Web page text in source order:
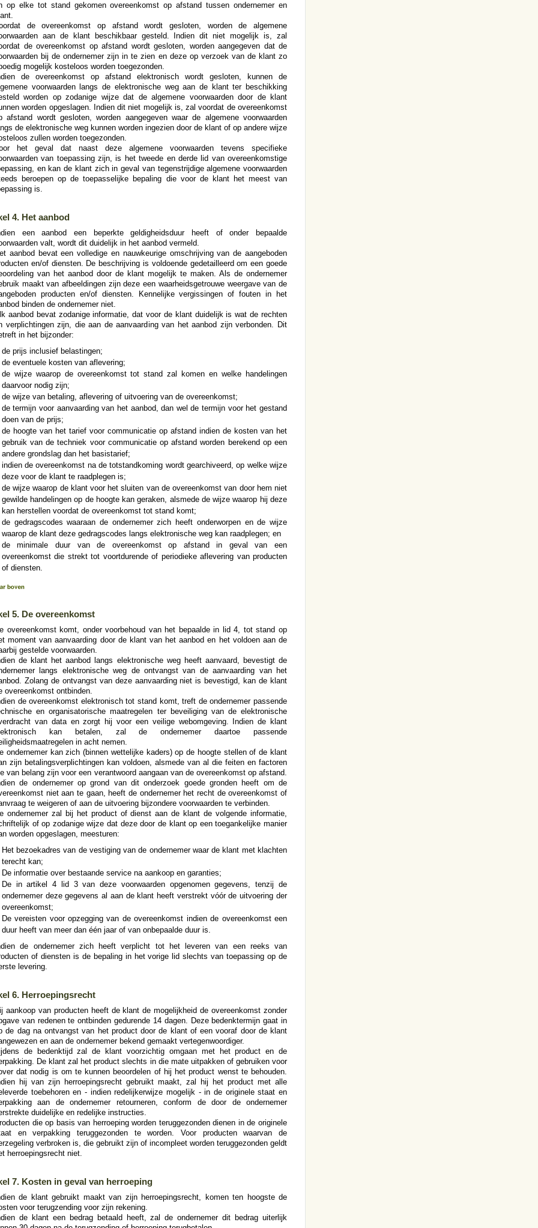
op elke tot stand gekomen overeenkomst op afstand tussen ondernemer en
de overeenkomst op afstand wordt gesloten, worden de algemene
aan de klant beschikbaar gesteld. Indien dit niet mogelijk is, zal
de overeenkomst op afstand wordt gesloten, worden aangegeven dat de
bij de ondernemer zijn in te zien en deze op verzoek van de klant zo
mogelijk kosteloos worden toegezonden.
de overeenkomst op afstand elektronisch wordt gesloten, kunnen de
voorwaarden langs de elektronische weg aan de klant ter beschikking
worden op zodanige wijze dat de algemene voorwaarden door de klant
worden opgeslagen. Indien dit niet mogelijk is, zal voordat de overeenkomst
afstand wordt gesloten, worden aangegeven waar de algemene voorwaarden
de elektronische weg kunnen worden ingezien door de klant of op andere wijze
zullen worden toegezonden.
het geval dat naast deze algemene voorwaarden tevens specifieke
van toepassing zijn, is het tweede en derde lid van overeenkomstige
en kan de klant zich in geval van tegenstrijdige algemene voorwaarden
beroepen op de toepasselijke bepaling die voor de klant het meest van
is.
4. Het aanbod
een aanbod een beperkte geldigheidsduur heeft of onder bepaalde
valt, wordt dit duidelijk in het aanbod vermeld.
aanbod bevat een volledige en nauwkeurige omschrijving van de aangeboden
en/of diensten. De beschrijving is voldoende gedetailleerd om een goede
van het aanbod door de klant mogelijk te maken. Als de ondernemer
maakt van afbeeldingen zijn deze een waarheidsgetrouwe weergave van de
producten en/of diensten. Kennelijke vergissingen of fouten in het
binden de ondernemer niet.
aanbod bevat zodanige informatie, dat voor de klant duidelijk is wat de rechten
verplichtingen zijn, die aan de aanvaarding van het aanbod zijn verbonden. Dit
in het bijzonder:
de prijs inclusief belastingen;
de eventuele kosten van aflevering;
de wijze waarop de overeenkomst tot stand zal komen en welke handelingen
daarvoor nodig zijn;
de wijze van betaling, aflevering of uitvoering van de overeenkomst;
de termijn voor aanvaarding van het aanbod, dan wel de termijn voor het gestand
doen van de prijs;
de hoogte van het tarief voor communicatie op afstand indien de kosten van het
gebruik van de techniek voor communicatie op afstand worden berekend op een
andere grondslag dan het basistarief;
indien de overeenkomst na de totstandkoming wordt gearchiveerd, op welke wijze
deze voor de klant te raadplegen is;
de wijze waarop de klant voor het sluiten van de overeenkomst van door hem niet
gewilde handelingen op de hoogte kan geraken, alsmede de wijze waarop hij deze
kan herstellen voordat de overeenkomst tot stand komt;
de gedragscodes waaraan de ondernemer zich heeft onderworpen en de wijze
waarop de klant deze gedragscodes langs elektronische weg kan raadplegen; en
de minimale duur van de overeenkomst op afstand in geval van een
overeenkomst die strekt tot voortdurende of periodieke aflevering van producten
of diensten.
5. De overeenkomst
overeenkomst komt, onder voorbehoud van het bepaalde in lid 4, tot stand op
moment van aanvaarding door de klant van het aanbod en het voldoen aan de
gestelde voorwaarden.
de klant het aanbod langs elektronische weg heeft aanvaard, bevestigt de
langs elektronische weg de ontvangst van de aanvaarding van het
Zolang de ontvangst van deze aanvaarding niet is bevestigd, kan de klant
overeenkomst ontbinden.
de overeenkomst elektronisch tot stand komt, treft de ondernemer passende
en organisatorische maatregelen ter beveiliging van de elektronische
van data en zorgt hij voor een veilige webomgeving. Indien de klant
kan betalen, zal de ondernemer daartoe passende
in acht nemen.
ondernemer kan zich (binnen wettelijke kaders) op de hoogte stellen of de klant
zijn betalingsverplichtingen kan voldoen, alsmede van al die feiten en factoren
van belang zijn voor een verantwoord aangaan van de overeenkomst op afstand.
de ondernemer op grond van dit onderzoek goede gronden heeft om de
niet aan te gaan, heeft de ondernemer het recht de overeenkomst of
te weigeren of aan de uitvoering bijzondere voorwaarden te verbinden.
ondernemer zal bij het product of dienst aan de klant de volgende informatie,
of op zodanige wijze dat deze door de klant op een toegankelijke manier
worden opgeslagen, meesturen:
Het bezoekadres van de vestiging van de ondernemer waar de klant met klachten
terecht kan;
De informatie over bestaande service na aankoop en garanties;
De in artikel 4 lid 3 van deze voorwaarden opgenomen gegevens, tenzij de
ondernemer deze gegevens al aan de klant heeft verstrekt vóór de uitvoering der
overeenkomst;
De vereisten voor opzegging van de overeenkomst indien de overeenkomst een
duur heeft van meer dan één jaar of van onbepaalde duur is.
de ondernemer zich heeft verplicht tot het leveren van een reeks van
of diensten is de bepaling in het vorige lid slechts van toepassing op de
levering.
6. Herroepingsrecht
aankoop van producten heeft de klant de mogelijkheid de overeenkomst zonder
van redenen te ontbinden gedurende 14 dagen. Deze bedenktermijn gaat in
de dag na ontvangst van het product door de klant of een vooraf door de klant
en aan de ondernemer bekend gemaakt vertegenwoordiger.
de bedenktijd zal de klant voorzichtig omgaan met het product en de
De klant zal het product slechts in die mate uitpakken of gebruiken voor
dat nodig is om te kunnen beoordelen of hij het product wenst te behouden.
hij van zijn herroepingsrecht gebruikt maakt, zal hij het product met alle
toebehoren en - indien redelijkerwijze mogelijk - in de originele staat en
aan de ondernemer retourneren, conform de door de ondernemer
duidelijke en redelijke instructies.
die op basis van herroeping worden teruggezonden dienen in de originele
en verpakking teruggezonden te worden. Voor producten waarvan de
verbroken is, die gebruikt zijn of incompleet worden teruggezonden geldt
herroepingsrecht niet.
7. Kosten in geval van herroeping
de klant gebruikt maakt van zijn herroepingsrecht, komen ten hoogste de
voor terugzending voor zijn rekening.
de klant een bedrag betaald heeft, zal de ondernemer dit bedrag uiterlijk